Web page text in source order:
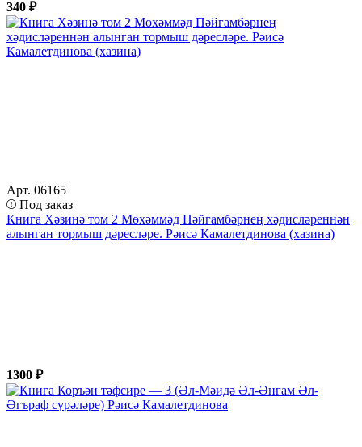
340 ₽
Арт. 06165
Под заказ
Книга Хәзинә том 2 Мөхәммәд Пәйгамбәрнең хәдисләреннән
алынган тормыш дәресләре. Рәисә Камалетдинова (хазина)
1300 ₽